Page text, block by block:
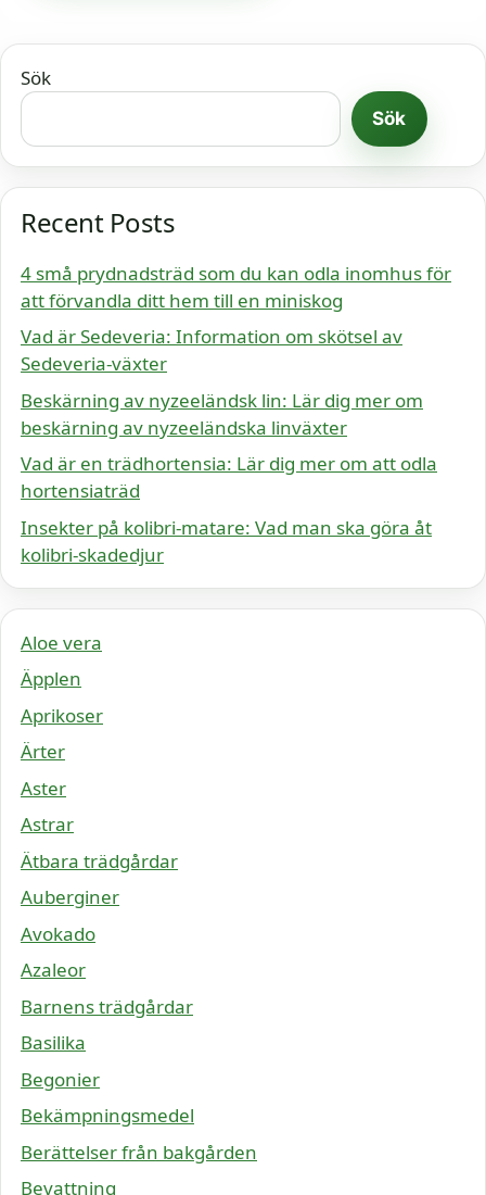
Sök
Sök
Recent Posts
4 små prydnadsträd som du kan odla inomhus för
att förvandla ditt hem till en miniskog
Vad är Sedeveria: Information om skötsel av
Sedeveria-växter
Beskärning av nyzeeländsk lin: Lär dig mer om
beskärning av nyzeeländska linväxter
Vad är en trädhortensia: Lär dig mer om att odla
hortensiaträd
Insekter på kolibri-matare: Vad man ska göra åt
kolibri-skadedjur
Aloe vera
Äpplen
Aprikoser
Ärter
Aster
Astrar
Ätbara trädgårdar
Auberginer
Avokado
Azaleor
Barnens trädgårdar
Basilika
Begonier
Bekämpningsmedel
Berättelser från bakgården
Bevattning